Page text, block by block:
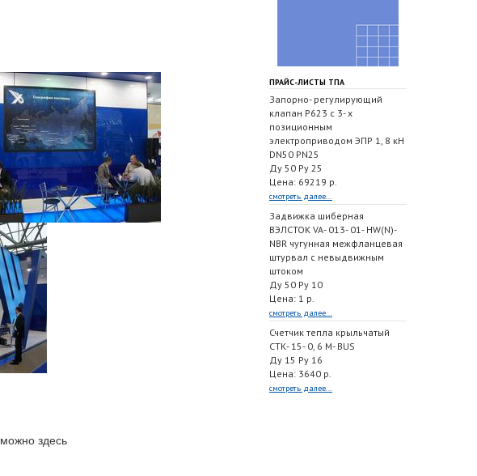
можно здесь
ПРАЙС-ЛИСТЫ ТПА
Запорно- регулирующий
клапан Р623 с 3- х
позиционным
электроприводом ЭПР 1, 8 кН
DN50 PN25
Ду 50 Ру 25
Цена: 69219 р.
смотреть далее...
Задвижка шиберная
ВЭЛСТОК VA- 013- 01- HW(N)-
NBR чугунная межфланцевая
штурвал с невыдвижным
штоком
Ду 50 Ру 10
Цена: 1 р.
смотреть далее...
Счетчик тепла крыльчатый
СТК- 15- 0, 6 M- BUS
Ду 15 Ру 16
Цена: 3640 р.
смотреть далее...